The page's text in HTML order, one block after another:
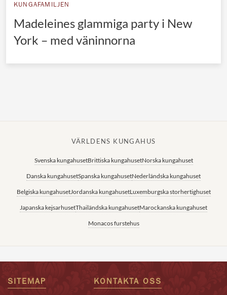
KUNGAFAMILJEN
Madeleines glammiga party i New
York – med väninnorna
VÄRLDENS KUNGAHUS
Svenska kungahusetBrittiska kungahusetNorska kungahuset
Danska kungahusetSpanska kungahusetNederländska kungahuset
Belgiska kungahusetJordanska kungahusetLuxemburgska storhertighuset
Japanska kejsarhusetThailändska kungahusetMarockanska kungahuset
Monacos furstehus
SITEMAP KONTAKTA OSS